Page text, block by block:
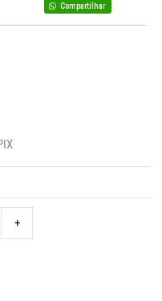
Compartilhar
+